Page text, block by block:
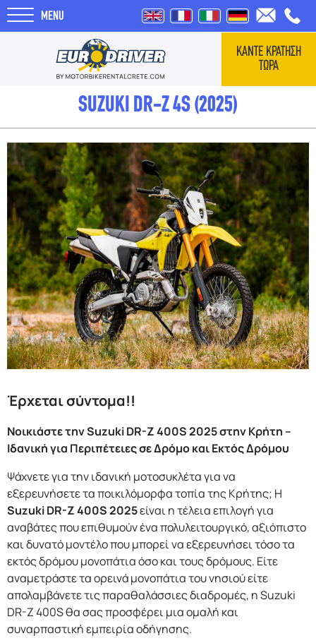
MENU
ΚΑΝΤΕ ΚΡΑΤΗΣΗ
ΤΩΡΑ
ΕΝΟΙΚΙΑΣΕΙΣ
ΣΧΕΤΙΚΑ ΜΕ ΕΜΑΣ
REVIEWS
ΤΑΞΙΔΙΑ
BLOG
F.A.Q
SUZUKI DR-Z 4S (2025)
Έρχεται σύντομα!!
Νοικιάστε την Suzuki DR-Z 400S 2025 στην Κρήτη –
Ιδανική για Περιπέτειες σε Δρόμο και Εκτός Δρόμου
Ψάχνετε για την ιδανική μοτοσυκλέτα για να
εξερευνήσετε τα ποικιλόμορφα τοπία της Κρήτης; Η
Suzuki DR-Z 400S 2025είναι η τέλεια επιλογή για
αναβάτες που επιθυμούν ένα πολυλειτουργικό, αξιόπιστο
και δυνατό μοντέλο που μπορεί να εξερευνήσει τόσο τα
εκτός δρόμου μονοπάτια όσο και τους δρόμους. Είτε
αναμετράστε τα ορεινά μονοπάτια του νησιού είτε
απολαμβάνετε τις παραθαλάσσιες διαδρομές, η Suzuki
DR-Z 400S θα σας προσφέρει μια ομαλή και
συναρπαστική εμπειρία οδήγησης.